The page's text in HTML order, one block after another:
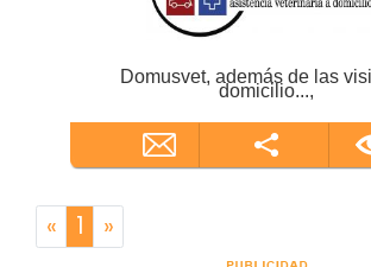
Domusvet, además de las
domicilio...,
« 1 »